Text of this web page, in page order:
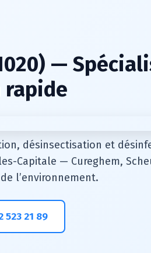
—
désinsectisation et
Capitale — Cureghem,
l’environnement.
523 21 89